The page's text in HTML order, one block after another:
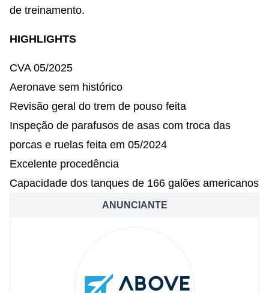
de treinamento.
HIGHLIGHTS
CVA 05/2025
Aeronave sem histórico
Revisão geral do trem de pouso feita
Inspeção de parafusos de asas com troca das
porcas e ruelas feita em 05/2024
Excelente procedência
Capacidade dos tanques de 166 galões americanos
ANUNCIANTE